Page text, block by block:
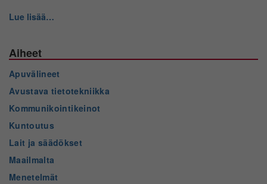
Lue lisää…
Aiheet
Apuvälineet
Avustava tietotekniikka
Kommunikointikeinot
Kuntoutus
Lait ja säädökset
Maailmalta
Menetelmät